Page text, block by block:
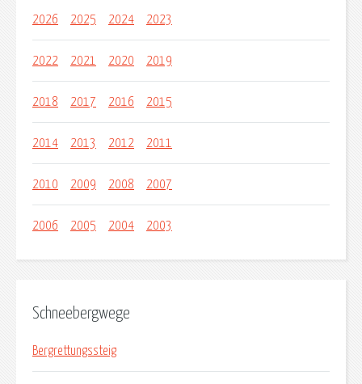
2026 2025 2024 2023
2022 2021 2020 2019
2018 2017 2016 2015
2014 2013 2012 2011
2010 2009 2008 2007
2006 2005 2004 2003
Schneebergwege
Bergrettungssteig